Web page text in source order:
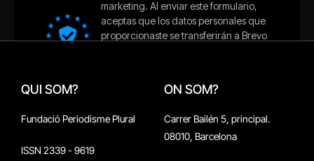
QUI SOM?
Fundació Periodisme Plural
ISSN 2339 - 9619
ON SOM?
Carrer Bailén 5, principal.
08010, Barcelona